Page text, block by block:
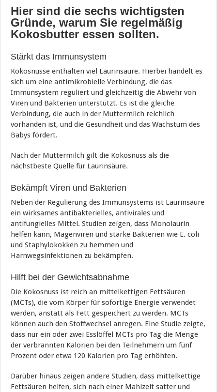
Hier sind die sechs wichtigsten
Gründe, warum Sie regelmäßig
Kokosbutter essen sollten.
Stärkt das Immunsystem
Kokosnüsse enthalten viel Laurinsäure. Hierbei handelt es
sich um eine antimikrobielle Verbindung, die das
Immunsystem reguliert und gleichzeitig die Abwehr von
Viren und Bakterien unterstützt. Es ist die gleiche
Verbindung, die auch in der Muttermilch reichlich
vorhanden ist, und die Gesundheit und das Wachstum des
Babys fördert.
Nach der Muttermilch gilt die Kokosnuss als die
nächstbeste Quelle für Laurinsäure.
Bekämpft Viren und Bakterien
Neben der Regulierung des Immunsystems ist Laurinsäure
ein wirksames antibakterielles, antivirales und
antifungielles Mittel. Studien zeigen, dass Monolaurin
helfen kann, Magenviren und starke Bakterien wie E. coli
und Staphylokokken zu hemmen und
Harnwegsinfektionen zu bekämpfen.
Hilft bei der Gewichtsabnahme
Die Kokosnuss ist reich an mittelkettigen Fettsäuren
(MCTs), die vom Körper für sofortige Energie verwendet
werden, anstatt als Fett gespeichert zu werden. MCTs
können auch den Stoffwechsel anregen. Eine Studie zeigte,
dass nur ein oder zwei Esslöffel MCTs pro Tag die Menge
der verbrannten Kalorien bei den Teilnehmern um fünf
Prozent oder etwa 120 Kalorien pro Tag erhöhten.
Darüber hinaus zeigen andere Studien, dass mittelkettige
Fettsäuren helfen, sich nach einer Mahlzeit satter und